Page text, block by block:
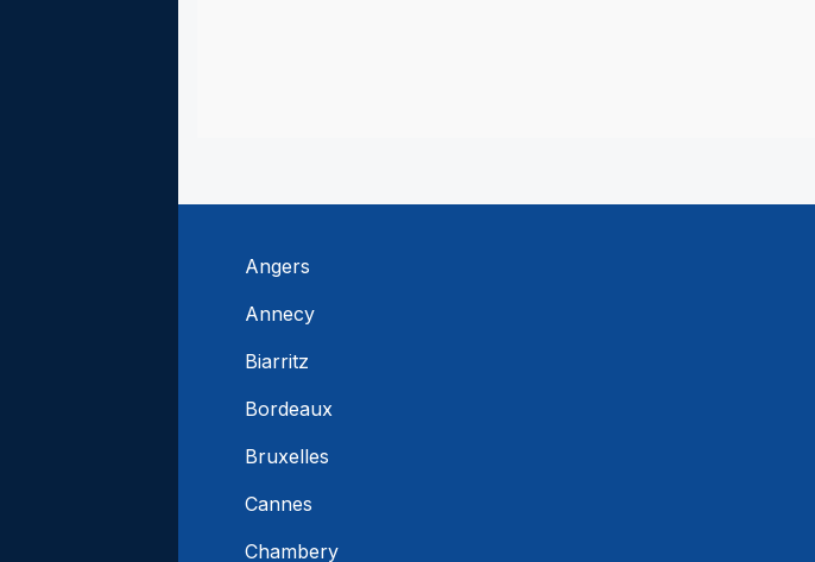
Angers
Annecy
Biarritz
Bordeaux
Bruxelles
Cannes
Chambery